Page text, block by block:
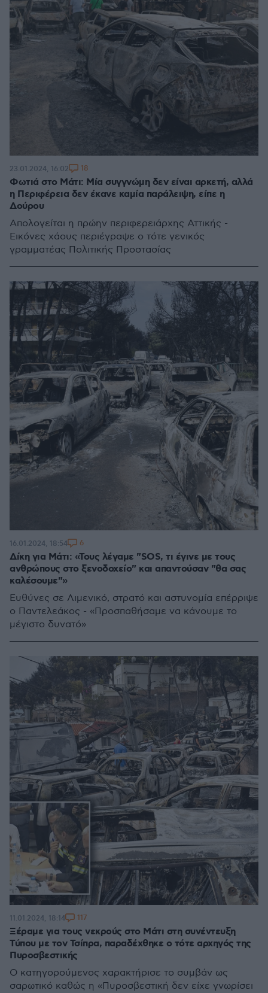
Φωτιά στο Μάτι: Μία συγγνώμη δεν είναι αρκετή, αλλά
η Περιφέρεια δεν έκανε καμία παράλειψη, είπε η
Δούρου
Απολογείται η πρώην περιφερειάρχης Αττικής -
Εικόνες χάους περιέγραψε ο τότε γενικός
γραμματέας Πολιτικής Προστασίας
23.01.2024, 16:02 18
Δίκη για Μάτι: «Τους λέγαμε "SOS, τι έγινε με τους
ανθρώπους στο ξενοδοχείο" και απαντούσαν "θα σας
καλέσουμε"»
Ευθύνες σε Λιμενικό, στρατό και αστυνομία επέρριψε
ο Παντελεάκος - «Προσπαθήσαμε να κάνουμε το
μέγιστο δυνατό»
16.01.2024, 18:54 6
Ξέραμε για τους νεκρούς στο Μάτι στη συνέντευξη
Τύπου με τον Τσίπρα, παραδέχθηκε ο τότε αρχηγός της
Πυροσβεστικής
Ο κατηγορούμενος χαρακτήρισε το συμβάν ως
σαρωτικό καθώς η «Πυροσβεστική δεν είχε γνωρίσει
11.01.2024, 18:14 117